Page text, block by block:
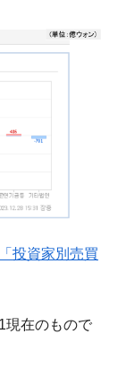
加させる ⇒ 中
院が『クーパ
3兆7,000億
つ
駆逐艦
金を全廃 ⇒ 実
投資家別売買
現在のもので